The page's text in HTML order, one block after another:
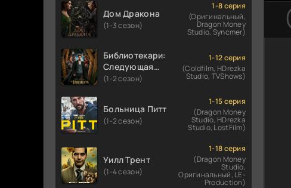
Дом Дракона
(1-3 сезон)
1-8 серия
(Оригинальный,
Dragon Money
Studio, Syncmer)
Библиотекари:
Следующая
глава
(1-2 сезон)
1-12 серия
(Coldfilm, HDrezka
Studio, TVShows)
Больница Питт
(1-2 сезон)
1-15 серия
(Dragon Money
Studio, HDrezka
Studio, LostFilm)
Уилл Трент
(1-4 сезон)
1-18 серия
(Dragon Money
Studio,
Оригинальный, LE-
Production)